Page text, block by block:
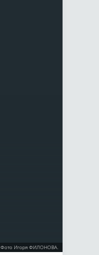
Фото Игоря ФИЛОНОВА.